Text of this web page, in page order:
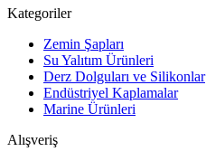
Kategoriler
Zemin Şapları
Su Yalıtım Ürünleri
Derz Dolguları ve Silikonlar
Endüstriyel Kaplamalar
Marine Ürünleri
Alışveriş